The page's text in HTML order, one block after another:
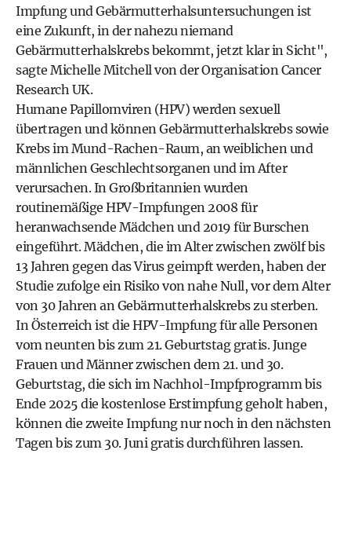
Impfung und Gebärmutterhalsuntersuchungen ist
eine Zukunft, in der nahezu niemand
Gebärmutterhalskrebs bekommt, jetzt klar in Sicht",
sagte Michelle Mitchell von der Organisation Cancer
Research UK.
Humane Papillomviren (HPV) werden sexuell
übertragen und können Gebärmutterhalskrebs sowie
Krebs im Mund-Rachen-Raum, an weiblichen und
männlichen Geschlechtsorganen und im After
verursachen. In Großbritannien wurden
routinemäßige HPV-Impfungen 2008 für
heranwachsende Mädchen und 2019 für Burschen
eingeführt. Mädchen, die im Alter zwischen zwölf bis
13 Jahren gegen das Virus geimpft werden, haben der
Studie zufolge ein Risiko von nahe Null, vor dem Alter
von 30 Jahren an Gebärmutterhalskrebs zu sterben.
In Österreich ist die HPV-Impfung für alle Personen
vom neunten bis zum 21. Geburtstag gratis. Junge
Frauen und Männer zwischen dem 21. und 30.
Geburtstag, die sich im Nachhol-Impfprogramm bis
Ende 2025 die kostenlose Erstimpfung geholt haben,
können die zweite Impfung nur noch in den nächsten
Tagen bis zum 30. Juni gratis durchführen lassen.